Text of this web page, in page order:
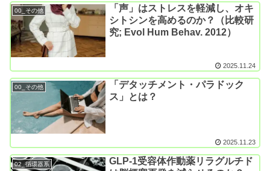
00_その他
「声」はストレスを軽減し、オキ
シトシンを高めるのか？（比較研
究; Evol Hum Behav. 2012）
2025.11.24
00_その他
「デタッチメント・パラドック
ス」とは？
2025.11.23
02_循環器系
GLP-1受容体作動薬リラグルチド